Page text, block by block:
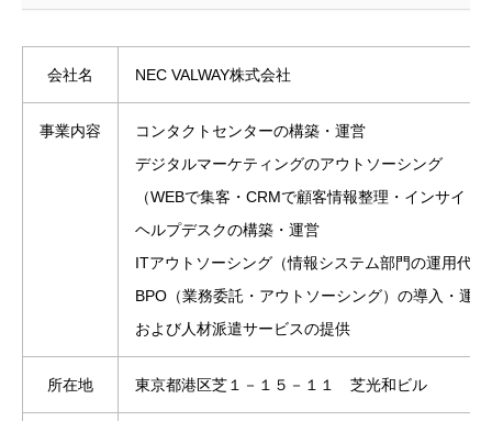
会社名 NEC VALWAY株式会社
事業内容
コンタクトセンターの構築・運営
デジタルマーケティングのアウトソーシング
（WEBで集客・CRMで顧客情報整理・インサイド
ヘルプデスクの構築・運営
ITアウトソーシング（情報システム部門の運用代行
BPO（業務委託・アウトソーシング）の導入・運用
および人材派遣サービスの提供
所在地 東京都港区芝１－１５－１１ 芝光和ビル